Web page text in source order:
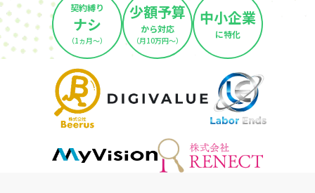
契約縛り
ナシ
（1ヵ月～）
少額予算
から対応
（月10万円～）
中小企業
に特化